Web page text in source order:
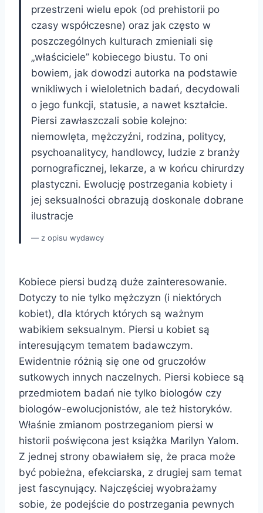
przestrzeni wielu epok (od prehistorii po
czasy współczesne) oraz jak często w
poszczególnych kulturach zmieniali się
„właściciele” kobiecego biustu. To oni
bowiem, jak dowodzi autorka na podstawie
wnikliwych i wieloletnich badań, decydowali
o jego funkcji, statusie, a nawet kształcie.
Piersi zawłaszczali sobie kolejno:
niemowlęta, mężczyźni, rodzina, politycy,
psychoanalitycy, handlowcy, ludzie z branży
pornograficznej, lekarze, a w końcu chirurdzy
plastyczni. Ewolucję postrzegania kobiety i
jej seksualności obrazują doskonale dobrane
ilustracje
z opisu wydawcy
Kobiece piersi budzą duże zainteresowanie.
Dotyczy to nie tylko mężczyzn (i niektórych
kobiet), dla których których są ważnym
wabikiem seksualnym. Piersi u kobiet są
interesującym tematem badawczym.
Ewidentnie różnią się one od gruczołów
sutkowych innych naczelnych. Piersi kobiece są
przedmiotem badań nie tylko biologów czy
biologów-ewolucjonistów, ale też historyków.
Właśnie zmianom postrzeganiom piersi w
historii poświęcona jest książka Marilyn Yalom.
Z jednej strony obawiałem się, że praca może
być pobieżna, efekciarska, z drugiej sam temat
jest fascynujący. Najczęściej wyobrażamy
sobie, że podejście do postrzegania pewnych